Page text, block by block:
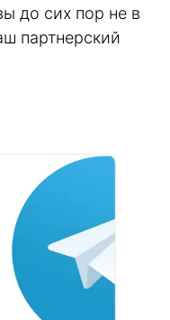
до сих пор не в
партнерский